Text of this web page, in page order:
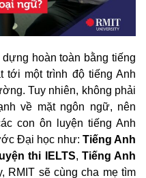
hoàn toàn bằng tiếng
tới một trình độ tiếng Anh
Tuy nhiên, không phải
về mặt ngôn ngữ, nên
con ôn luyện tiếng Anh
Đại học như: Tiếng Anh
thi IELTS, Tiếng Anh
RMIT sẽ cùng cha mẹ tìm